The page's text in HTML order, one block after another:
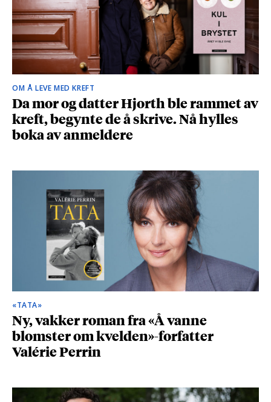
OM Å LEVE MED KREFT
Da mor og datter Hjorth ble rammet av
kreft, begynte de å skrive. Nå hylles
boka av anmeldere
«TATA»
Ny, vakker roman fra «Å vanne
blomster om kvelden»-forfatter
Valérie Perrin